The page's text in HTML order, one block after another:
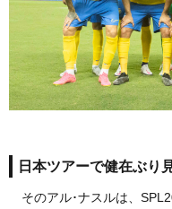
日本ツアーで健在ぶり
そのアル･ナスルは、